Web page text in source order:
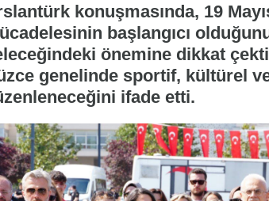
konuşmasında, 19
başlangıcı
önemine dikkat
genelinde sportif, kültürel
ifade etti.